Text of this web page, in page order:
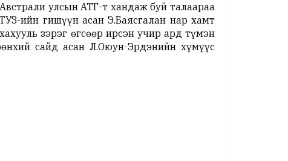
улсын АТГ-т хандаж буй талаараа
ийн гишүүн асан Э.Баясгалан нар хамт
зэрэг өгсөөр ирсэн учир ард түмэн
сайд асан Л.Оюун-Эрдэнийн хүмүүс